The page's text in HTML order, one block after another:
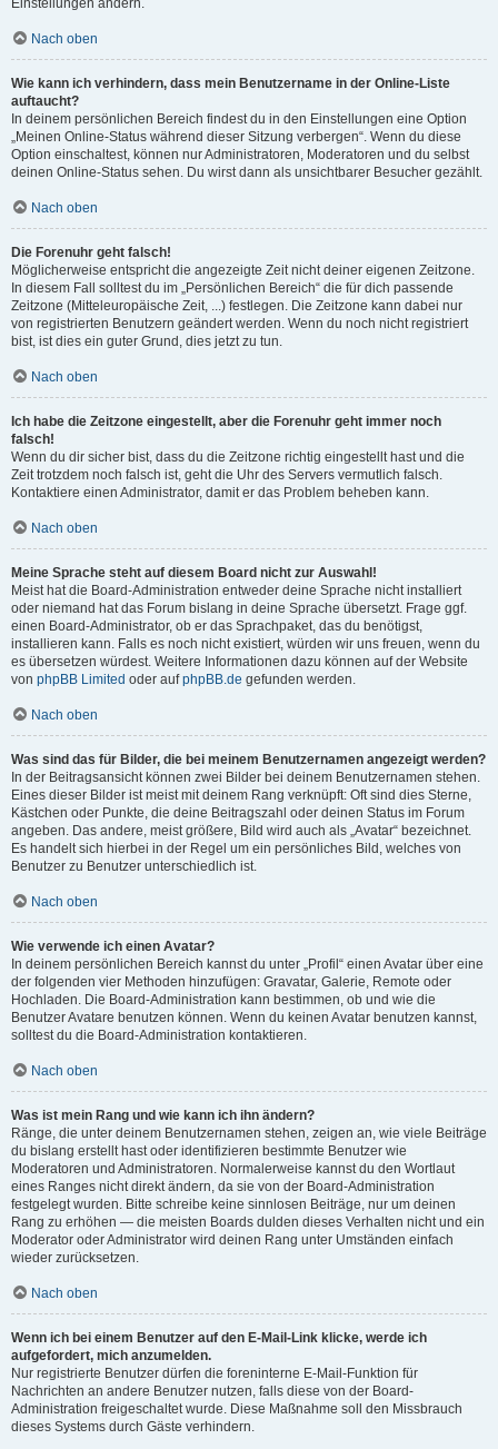
Einstellungen ändern.
Nach oben
Wie kann ich verhindern, dass mein Benutzername in der Online-Liste
auftaucht?
In deinem persönlichen Bereich findest du in den Einstellungen eine Option
„Meinen Online-Status während dieser Sitzung verbergen“. Wenn du diese
Option einschaltest, können nur Administratoren, Moderatoren und du selbst
deinen Online-Status sehen. Du wirst dann als unsichtbarer Besucher gezählt.
Nach oben
Die Forenuhr geht falsch!
Möglicherweise entspricht die angezeigte Zeit nicht deiner eigenen Zeitzone.
In diesem Fall solltest du im „Persönlichen Bereich“ die für dich passende
Zeitzone (Mitteleuropäische Zeit, ...) festlegen. Die Zeitzone kann dabei nur
von registrierten Benutzern geändert werden. Wenn du noch nicht registriert
bist, ist dies ein guter Grund, dies jetzt zu tun.
Nach oben
Ich habe die Zeitzone eingestellt, aber die Forenuhr geht immer noch
falsch!
Wenn du dir sicher bist, dass du die Zeitzone richtig eingestellt hast und die
Zeit trotzdem noch falsch ist, geht die Uhr des Servers vermutlich falsch.
Kontaktiere einen Administrator, damit er das Problem beheben kann.
Nach oben
Meine Sprache steht auf diesem Board nicht zur Auswahl!
Meist hat die Board-Administration entweder deine Sprache nicht installiert
oder niemand hat das Forum bislang in deine Sprache übersetzt. Frage ggf.
einen Board-Administrator, ob er das Sprachpaket, das du benötigst,
installieren kann. Falls es noch nicht existiert, würden wir uns freuen, wenn du
es übersetzen würdest. Weitere Informationen dazu können auf der Website
von phpBB Limited oder aufphpBB.de gefunden werden.
Nach oben
Was sind das für Bilder, die bei meinem Benutzernamen angezeigt werden?
In der Beitragsansicht können zwei Bilder bei deinem Benutzernamen stehen.
Eines dieser Bilder ist meist mit deinem Rang verknüpft: Oft sind dies Sterne,
Kästchen oder Punkte, die deine Beitragszahl oder deinen Status im Forum
angeben. Das andere, meist größere, Bild wird auch als „Avatar“ bezeichnet.
Es handelt sich hierbei in der Regel um ein persönliches Bild, welches von
Benutzer zu Benutzer unterschiedlich ist.
Nach oben
Wie verwende ich einen Avatar?
In deinem persönlichen Bereich kannst du unter „Profil“ einen Avatar über eine
der folgenden vier Methoden hinzufügen: Gravatar, Galerie, Remote oder
Hochladen. Die Board-Administration kann bestimmen, ob und wie die
Benutzer Avatare benutzen können. Wenn du keinen Avatar benutzen kannst,
solltest du die Board-Administration kontaktieren.
Nach oben
Was ist mein Rang und wie kann ich ihn ändern?
Ränge, die unter deinem Benutzernamen stehen, zeigen an, wie viele Beiträge
du bislang erstellt hast oder identifizieren bestimmte Benutzer wie
Moderatoren und Administratoren. Normalerweise kannst du den Wortlaut
eines Ranges nicht direkt ändern, da sie von der Board-Administration
festgelegt wurden. Bitte schreibe keine sinnlosen Beiträge, nur um deinen
Rang zu erhöhen — die meisten Boards dulden dieses Verhalten nicht und ein
Moderator oder Administrator wird deinen Rang unter Umständen einfach
wieder zurücksetzen.
Nach oben
Wenn ich bei einem Benutzer auf den E-Mail-Link klicke, werde ich
aufgefordert, mich anzumelden.
Nur registrierte Benutzer dürfen die foreninterne E-Mail-Funktion für
Nachrichten an andere Benutzer nutzen, falls diese von der Board-
Administration freigeschaltet wurde. Diese Maßnahme soll den Missbrauch
dieses Systems durch Gäste verhindern.